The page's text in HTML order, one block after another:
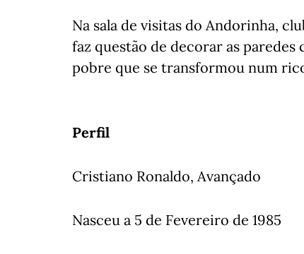
Na sala de visitas do Andorinha,
faz questão de decorar as
pobre que se transformou num
Perfil
Cristiano Ronaldo, Avançado
Nasceu a 5 de Fevereiro de 1985